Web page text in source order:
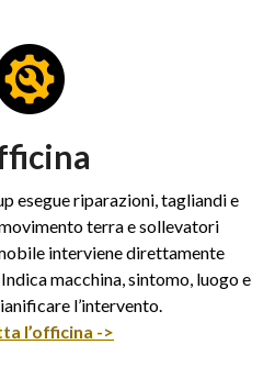
esegue riparazioni, tagliandi e
terra e sollevatori
interviene direttamente
macchina, sintomo, luogo e
l’intervento.
l’officina ->